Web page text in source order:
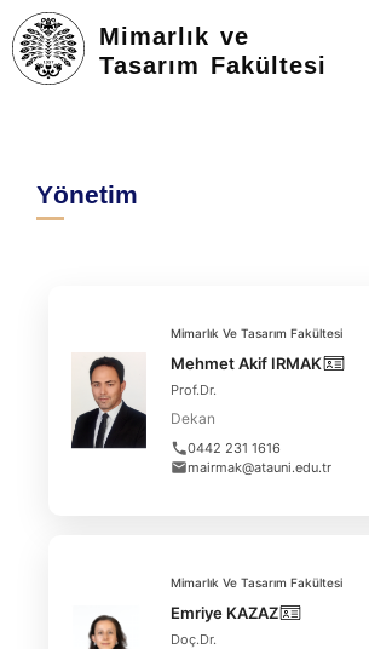
Mimarlık ve
Tasarım Fakültesi
EĞITIM
MEZUNLAR
FORMLAR
Yönetim
Mimarlık Ve Tasarım Fakültesi
Mehmet Akif IRMAK
Prof.Dr.
Dekan
0442 231 1616
mairmak@atauni.edu.tr
Mimarlık Ve Tasarım Fakültesi
Emriye KAZAZ
Doç.Dr.